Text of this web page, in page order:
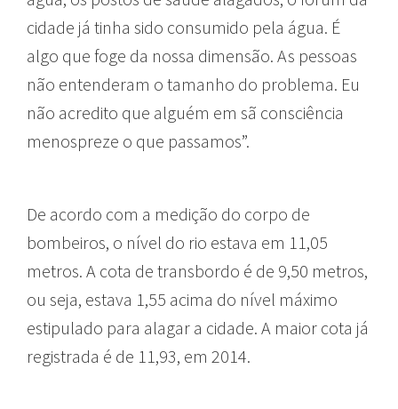
cidade já tinha sido consumido pela água. É
algo que foge da nossa dimensão. As pessoas
não entenderam o tamanho do problema. Eu
não acredito que alguém em sã consciência
menospreze o que passamos”.
De acordo com a medição do corpo de
bombeiros, o nível do rio estava em 11,05
metros. A cota de transbordo é de 9,50 metros,
ou seja, estava 1,55 acima do nível máximo
estipulado para alagar a cidade. A maior cota já
registrada é de 11,93, em 2014.